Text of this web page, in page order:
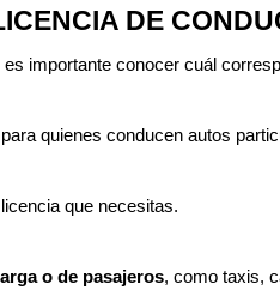
DE
importante conocer cuál
quienes conducen autos
que necesitas.
o de pasajeros, como taxis,